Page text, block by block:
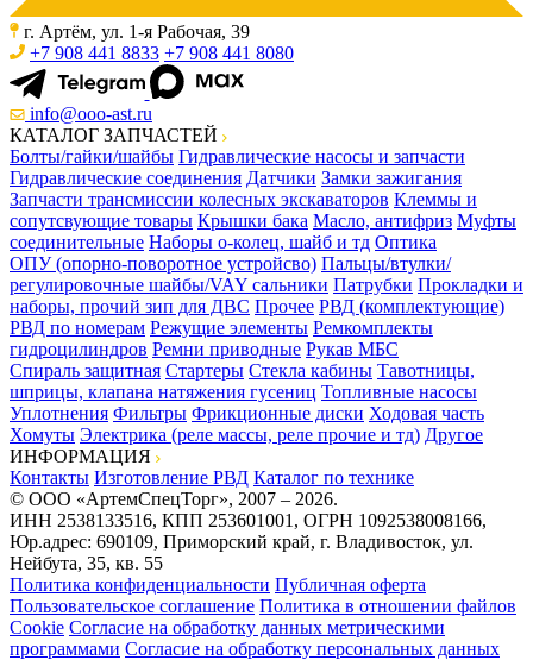
г. Артём, ул. 1-я Рабочая, 39
+7 908 441 8833 +7 908 441 8080
info@ooo-ast.ru
КАТАЛОГ ЗАПЧАСТЕЙ
Болты/гайки/шайбы Гидравлические насосы и запчасти
Гидравлические соединения Датчики Замки зажигания
Запчасти трансмиссии колесных экскаваторов Клеммы и
сопутсвующие товары Крышки бака Масло, антифриз Муфты
соединительные Наборы о-колец, шайб и тд Оптика
ОПУ (опорно-поворотное устройсво) Пальцы/втулки/
регулировочные шайбы/VAY сальники Патрубки Прокладки и
наборы, прочий зип для ДВС Прочее РВД (комплектующие)
РВД по номерам Режущие элементы Ремкомплекты
гидроцилиндров Ремни приводные Рукав МБС
Спираль защитная Стартеры Стекла кабины Тавотницы,
шприцы, клапана натяжения гусениц Топливные насосы
Уплотнения Фильтры Фрикционные диски Ходовая часть
Хомуты Электрика (реле массы, реле прочие и тд) Другое
ИНФОРМАЦИЯ
Контакты Изготовление РВД Каталог по технике
© ООО «АртемСпецТорг», 2007 – 2026.
ИНН 2538133516, КПП 253601001, ОГРН 1092538008166,
Юр.адрес: 690109, Приморский край, г. Владивосток, ул.
Нейбута, 35, кв. 55
Политика конфиденциальности Публичная оферта
Пользовательское соглашение Политика в отношении файлов
Cookie Согласие на обработку данных метрическими
программами Согласие на обработку персональных данных